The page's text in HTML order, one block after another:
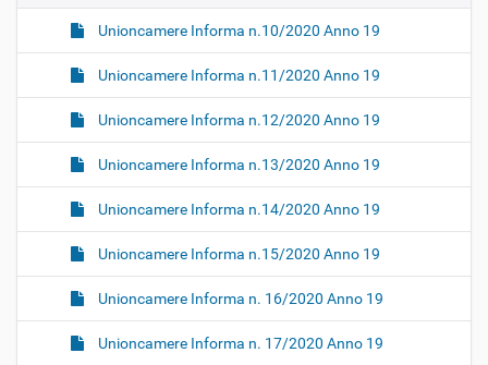
Unioncamere Informa n.10/2020 Anno 19
Unioncamere Informa n.11/2020 Anno 19
Unioncamere Informa n.12/2020 Anno 19
Unioncamere Informa n.13/2020 Anno 19
Unioncamere Informa n.14/2020 Anno 19
Unioncamere Informa n.15/2020 Anno 19
Unioncamere Informa n. 16/2020 Anno 19
Unioncamere Informa n. 17/2020 Anno 19